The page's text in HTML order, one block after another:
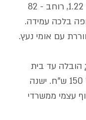
גובה כללי - 1.22, רוחב - 82
בלכה עמידה.
עם אומי נעץ.
הובלה עד בית
הלקוח בעלות של 150 ש"ח. ישנה
עצמי ממשרדי